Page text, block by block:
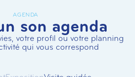
AGENDA
son agenda
votre profil ou votre planning
qui vous correspond